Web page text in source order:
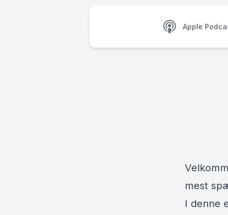
Apple
mest
I denne